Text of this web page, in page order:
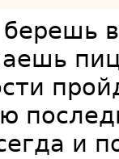
берешь
и